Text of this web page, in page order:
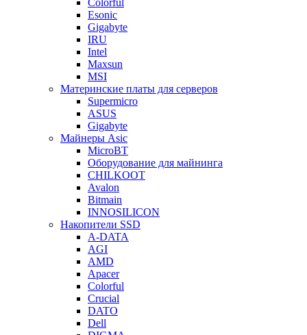
Colorful
Esonic
Gigabyte
IRU
Intel
Maxsun
MSI
Материнские платы для серверов
Supermicro
ASUS
Gigabyte
Майнеры Asic
MicroBT
Оборудование для майнинга
CHILKOOT
Avalon
Bitmain
INNOSILICON
Накопители SSD
A-DATA
AGI
AMD
Apacer
Colorful
Crucial
DATO
Dell